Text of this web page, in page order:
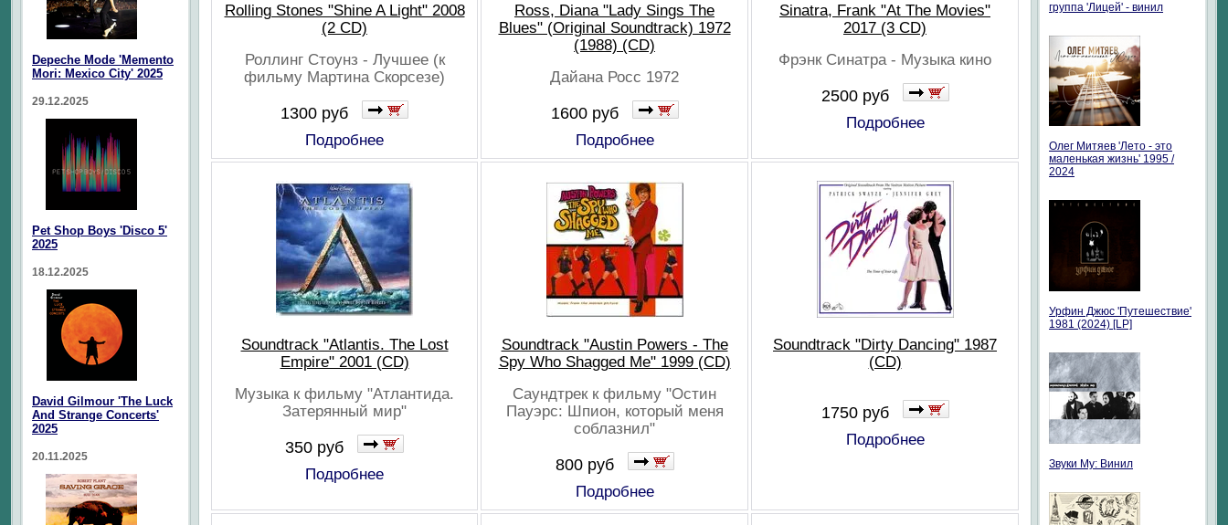
Rolling Stones "Shine A Light" 2008
(2 CD)
Роллинг Стоунз - Лучшее (к
фильму Мартина Скорсезе)
1300 руб
Подробнее
Ross, Diana "Lady Sings The
Blues" (Original Soundtrack) 1972
(1988) (CD)
Дайана Росс 1972
1600 руб
Подробнее
Sinatra, Frank "At The Movies"
2017 (3 CD)
Фрэнк Синатра - Музыка кино
2500 руб
Подробнее
Soundtrack "Atlantis. The Lost
Empire" 2001 (CD)
Музыка к фильму "Атлантида.
Затерянный мир"
350 руб
Подробнее
Soundtrack "Austin Powers - The
Spy Who Shagged Me" 1999 (CD)
Саундтрек к фильму "Остин
Пауэрс: Шпион, который меня
соблазнил"
800 руб
Подробнее
Soundtrack "Dirty Dancing" 1987
(CD)
1750 руб
Подробнее
Depeche Mode 'Memento
Mori: Mexico City' 2025
29.12.2025
Pet Shop Boys 'Disco 5'
2025
18.12.2025
David Gilmour 'The Luck
And Strange Concerts'
2025
20.11.2025
группа 'Лицей' - винил
Олег Митяев 'Лето - это
маленькая жизнь' 1995 /
2024
Урфин Джюс 'Путешествие'
1981 (2024) [LP]
Звуки Му: Винил